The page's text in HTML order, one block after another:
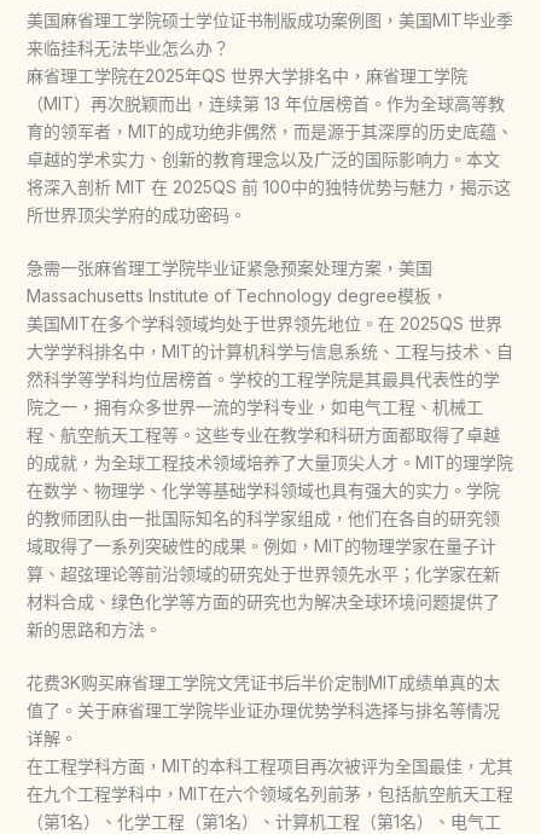
美国麻省理工学院硕士学位证书制版成功案例图，美国MIT毕业季
来临挂科无法毕业怎么办？
麻省理工学院在2025年QS 世界大学排名中，麻省理工学院
（MIT）再次脱颖而出，连续第 13 年位居榜首。作为全球高等教
育的领军者，MIT的成功绝非偶然，而是源于其深厚的历史底蕴、
卓越的学术实力、创新的教育理念以及广泛的国际影响力。本文
将深入剖析 MIT 在 2025QS 前 100中的独特优势与魅力，揭示这
所世界顶尖学府的成功密码。
急需一张麻省理工学院毕业证紧急预案处理方案，美国
Massachusetts Institute of Technology degree模板，
美国MIT在多个学科领域均处于世界领先地位。在 2025QS 世界
大学学科排名中，MIT的计算机科学与信息系统、工程与技术、自
然科学等学科均位居榜首。学校的工程学院是其最具代表性的学
院之一，拥有众多世界一流的学科专业，如电气工程、机械工
程、航空航天工程等。这些专业在教学和科研方面都取得了卓越
的成就，为全球工程技术领域培养了大量顶尖人才。MIT的理学院
在数学、物理学、化学等基础学科领域也具有强大的实力。学院
的教师团队由一批国际知名的科学家组成，他们在各自的研究领
域取得了一系列突破性的成果。例如，MIT的物理学家在量子计
算、超弦理论等前沿领域的研究处于世界领先水平；化学家在新
材料合成、绿色化学等方面的研究也为解决全球环境问题提供了
新的思路和方法。
花费3K购买麻省理工学院文凭证书后半价定制MIT成绩单真的太
值了。关于麻省理工学院毕业证办理优势学科选择与排名等情况
详解。
在工程学科方面，MIT的本科工程项目再次被评为全国最佳，尤其
在九个工程学科中，MIT在六个领域名列前茅，包括航空航天工程
（第1名）、化学工程（第1名）、计算机工程（第1名）、电气工